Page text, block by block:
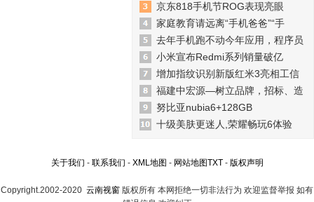
京东818手机节ROG表现亮眼
家庭教育请远离“手机爸爸”“手
去年手机跑不动今年应用，程序员
小米宣布Redmi系列销量破亿
增加指纹识别新版红米3亮相工信
福建中宏源—树立品牌，招标、造
努比亚nubia6+128GB
十级美肤更迷人,荣耀畅玩6体验
关于我们 - 联系我们 - XML地图 - 网站地图TXT- 版权声明
Copyright.2002-2020 云南视窗 版权所有 本网拒绝一切非法行为 欢迎监督举报 如有